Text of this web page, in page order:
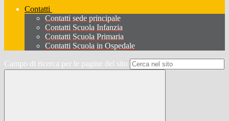
Contatti
Contatti sede principale
Contatti Scuola Infanzia
Contatti Scuola Primaria
Contatti Scuola in Ospedale
Campo di ricerca per le pagine del sito